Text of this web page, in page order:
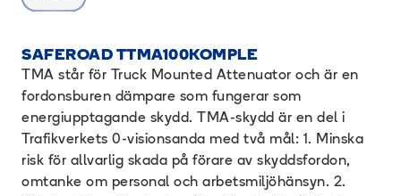
SAFEROAD TTMA100KOMPLE
TMA står för Truck Mounted Attenuator och är en
fordonsburen dämpare som fungerar som
energiupptagande skydd. TMA-skydd är en del i
Trafikverkets 0-visionsanda med två mål: 1. Minska
risk för allvarlig skada på förare av skyddsfordon,
omtanke om personal och arbetsmiljöhänsyn. 2.